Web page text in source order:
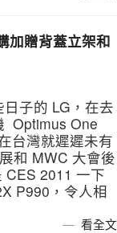
加贈背蓋立架和
子的 LG，在去
Optimus One
台灣就遲遲未有
和 MWC 大會後
CES 2011 一下
P990，令人相
看全文